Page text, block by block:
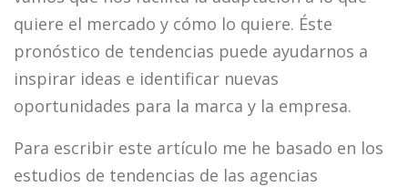
quiere el mercado y cómo lo quiere. Éste
pronóstico de tendencias puede ayudarnos a
inspirar ideas e identificar nuevas
oportunidades para la marca y la empresa.
Para escribir este artículo me he basado en los
estudios de tendencias de las agencias